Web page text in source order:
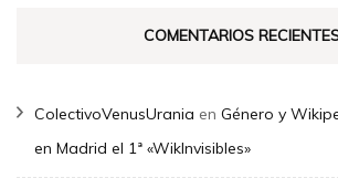
COMENTARIOS
ColectivoVenusUrania en Género y
en Madrid el 1ª «WikInvisibles»